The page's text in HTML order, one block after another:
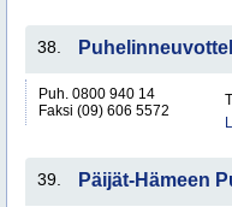
38.
Puh. 0800 940 14
Faksi (09) 606 5572
39. Päijät-Hämeen